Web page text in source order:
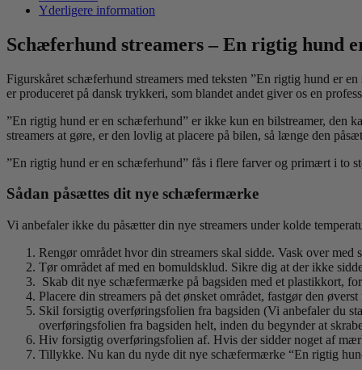
antal
Yderligere information
Schæferhund streamers – En rigtig hund
Figurskåret schæferhund streamers med teksten ”En rigtig hund er
er produceret på dansk trykkeri, som blandet andet giver os en
”En rigtig hund er en schæferhund” er ikke kun en bilstreamer, den
streamers at gøre, er den lovlig at placere på bilen, så længe den
”En rigtig hund er en schæferhund” fås i flere farver og primært i to
Sådan påsættes dit nye schæfermærke
Vi anbefaler ikke du påsætter din nye streamers under kolde
Rengør området hvor din streamers skal sidde. Vask over med
Tør området af med en bomuldsklud. Sikre dig at der ikke
Skab dit nye schæfermærke på bagsiden med et plastikkort,
Placere din streamers på det ønsket området, fastgør den øverst
Skil forsigtig overføringsfolien fra bagsiden (Vi anbefaler du
overføringsfolien fra bagsiden helt, inden du begynder at
Hiv forsigtig overføringsfolien af. Hvis der sidder noget af
Tillykke. Nu kan du nyde dit nye schæfermærke “En rigtig